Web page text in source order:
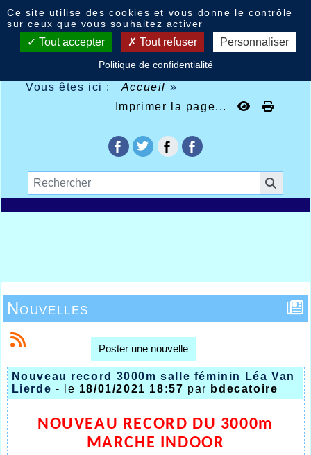
Vous êtes ici : Accueil »
Imprimer la page...
Nouvelles
Poster une nouvelle
Nouveau record 3000m salle féminin Léa Van
Lierde - le 18/01/2021 18:57 par bdecatoire
NOUVEAU RECORD DU 3000m
MARCHE INDOOR
Ce site utilise des cookies et vous donne le contrôle
sur ceux que vous souhaitez activer
Tout accepter Tout refuser Personnaliser
Politique de confidentialité